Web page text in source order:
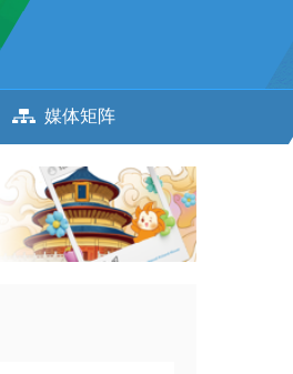
媒体矩阵